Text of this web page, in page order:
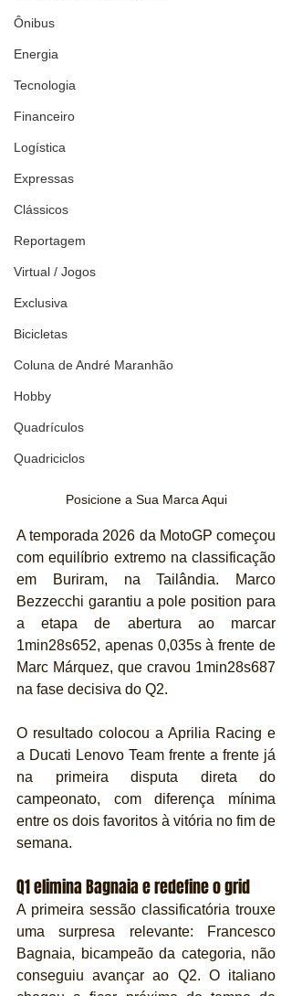
Ônibus
Energia
Tecnologia
Financeiro
Logística
Expressas
Clássicos
Reportagem
Virtual / Jogos
Exclusiva
Bicicletas
Coluna de André Maranhão
Hobby
Quadrículos
Quadriciclos
Posicione a Sua Marca Aqui
A temporada 2026 da MotoGP começou
com equilíbrio extremo na classificação
em Buriram, na Tailândia. Marco
Bezzecchi garantiu a pole position para
a etapa de abertura ao marcar
1min28s652, apenas 0,035s à frente de
Marc Márquez, que cravou 1min28s687
na fase decisiva do Q2.
O resultado colocou a Aprilia Racing e
a Ducati Lenovo Team frente a frente já
na primeira disputa direta do
campeonato, com diferença mínima
entre os dois favoritos à vitória no fim de
semana.
Q1 elimina Bagnaia e redefine o grid
A primeira sessão classificatória trouxe
uma surpresa relevante: Francesco
Bagnaia, bicampeão da categoria, não
conseguiu avançar ao Q2. O italiano